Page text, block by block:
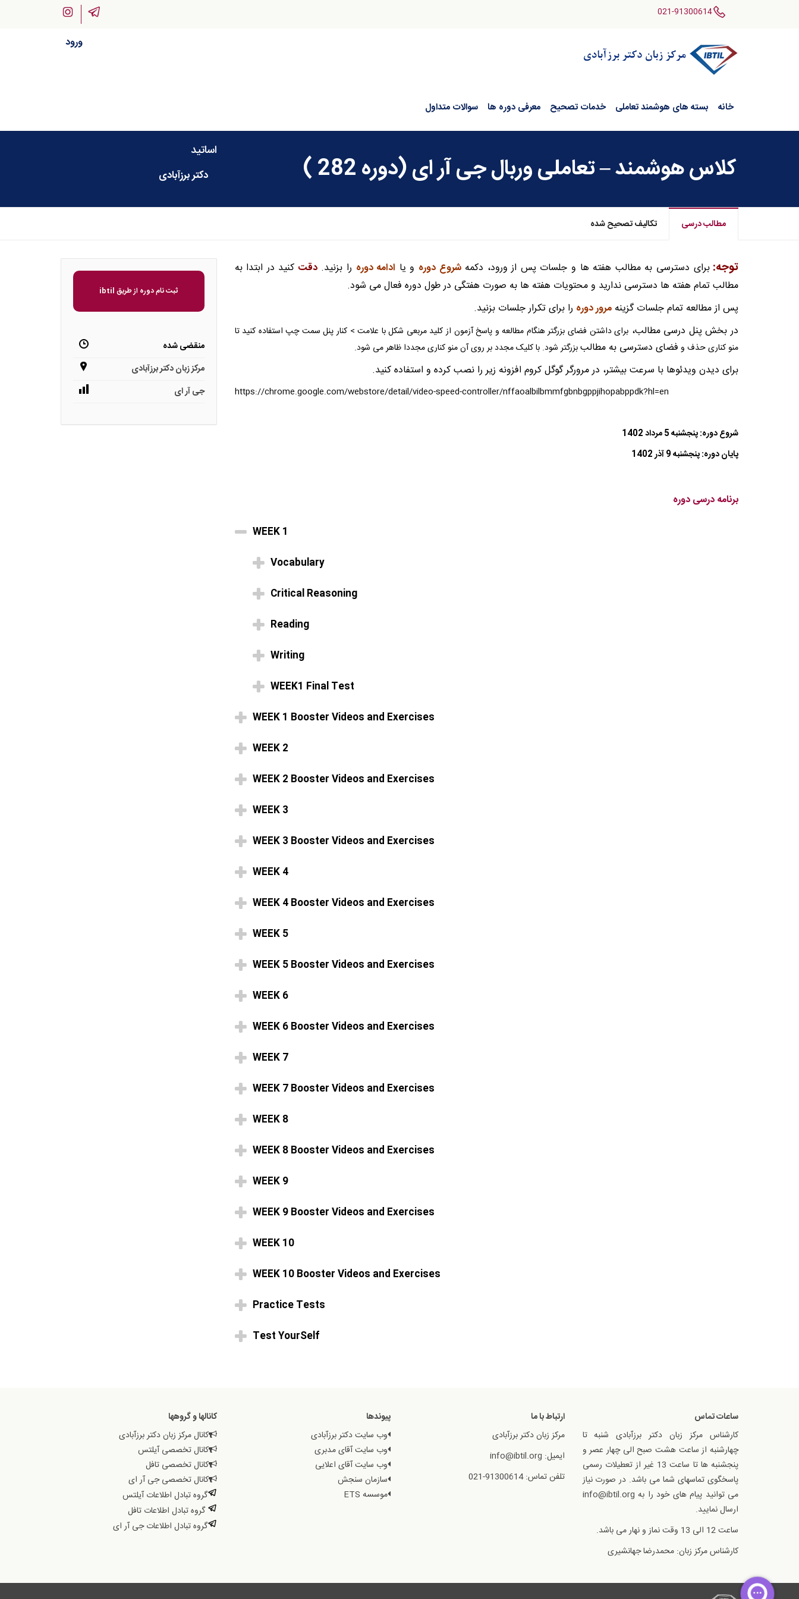
021-91300614
خانه بسته های هوشمند تعاملی خدمات تصحیح معرفی دوره ها سوالات متداول
ورود
کلاس هوشمند – تعاملی وربال جی آر ای (دوره 282 )
اساتید
دکتر برزآبادی
مطالب درسی تکالیف تصحیح شده
توجه:برای دسترسی به مطالب هفته ها و جلسات پس از ورود، دکمهشروع دوره و یا ادامه دوره را بزنید.دقت کنید در ابتدا به
مطالب تمام هفته ها دسترسی ندارید و محتویات هفته ها به صورت هفتگی در طول دوره فعال می شود.
پس از مطالعه تمام جلسات گزینه مرور دوره را برای تکرار جلسات بزنید.
در بخش پنل درسی مطالب، برای داشتن فضای بزرگتر هنگام مطالعه و پاسخ آزمون از کلید مربعی شکل با علامت > کنار پنل سمت چپ استفاده کنید تا
منو کناری حذف و فضای دسترسی به مطالببزرگتر شود. با کلیک مجدد بر روی آن منو کناری مجددا ظاهر می شود.
برای دیدن ویدئوها با سرعت بیشتر، در مرورگر گوگل کروم افزونه زیر را نصب کرده و استفاده کنید.
https://chrome.google.com/webstore/detail/video-speed-controller/nffaoalbilbmmfgbnbgppjihopabppdk?hl=en
شروع دوره: پنجشنبه 5 مرداد 1402
پایان دوره: پنجشنبه 9 آذر 1402
برنامه درسی دوره
WEEK 1
Vocabulary
Critical Reasoning
Reading
Writing
WEEK1 Final Test
WEEK 1 Booster Videos and Exercises
WEEK 2
WEEK 2 Booster Videos and Exercises
WEEK 3
WEEK 3 Booster Videos and Exercises
WEEK 4
WEEK 4 Booster Videos and Exercises
WEEK 5
WEEK 5 Booster Videos and Exercises
WEEK 6
WEEK 6 Booster Videos and Exercises
WEEK 7
WEEK 7 Booster Videos and Exercises
WEEK 8
WEEK 8 Booster Videos and Exercises
WEEK 9
WEEK 9 Booster Videos and Exercises
WEEK 10
WEEK 10 Booster Videos and Exercises
Practice Tests
Test YourSelf
ثبت نام دوره از طریق ibtil
منقضی شده
مرکز زبان دکتر برزآبادی
جی آر ای
ساعات تماس
کارشناس مرکز زبان دکتر برزآبادی شنبه تا
چهارشنبه از ساعت هشت صبح الی چهار عصر و
پنجشنبه ها تا ساعت 13 غیر از تعطیلات رسمی
پاسخگوی تماسهای شما می باشد. در صورت نیاز
می توانید پیام های خود را به info@ibtil.org
ارسال نمایید.
ساعت 12 الی 13 وقت نماز و نهار می باشد.
کارشناس مرکز زبان: محمدرضا جهانشیری
ارتباط با ما
مرکز زبان دکتر برزآبادی
ایمیل: info@ibtil.org
تلفن تماس: 91300614-021
پیوندها
وب سایت دکتر برزآبادی
وب سایت آقای مدبری
وب سایت آقای اعلایی
سازمان سنجش
موسسه ETS
کانالها و گروهها
کانال مرکز زبان دکتر برزآبادی
کانال تخصصی آیلتس
کانال تخصصی تافل
کانال تخصصی جی آر ای
گروه تبادل اطلاعات آیلتس
گروه تبادل اطلاعات تافل
گروه تبادل اطلاعات جی آر ای